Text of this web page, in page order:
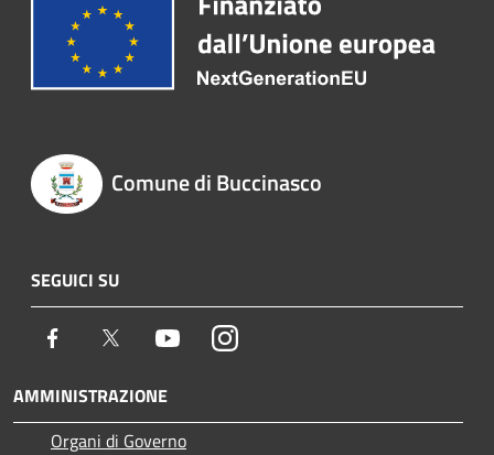
Comune di Buccinasco
SEGUICI SU
Facebook Twitter YoutubeInstagram
AMMINISTRAZIONE
Organi di Governo